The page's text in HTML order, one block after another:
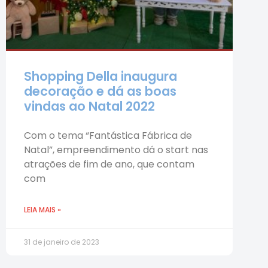
Shopping Della inaugura
decoração e dá as boas
vindas ao Natal 2022
Com o tema “Fantástica Fábrica de
Natal”, empreendimento dá o start nas
atrações de fim de ano, que contam
com
LEIA MAIS »
31 de janeiro de 2023